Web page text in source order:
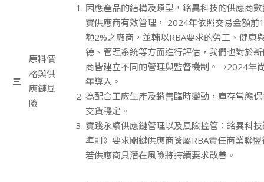
三
原料價
格與供
應鏈風
險
因應產品的結構及類型，銘異科技的供應商
實供應商有效管理， 2024年依照交易金額前
額2%之廠商，並輔以RBA要求的勞工、健康
德、管理系統等方面進行評估，我們也對於
商皆建立不同的管理與監督機制。→2024年
年導入。
為配合工廠生產及銷售臨時變動，庫存常態
交貨穩定。
實踐永續供應鏈管理以及風險控管：銘異科
準則》要求關鍵供應商簽屬RBA責任商業聯
若供應商具潛在風險將持續要求改善。